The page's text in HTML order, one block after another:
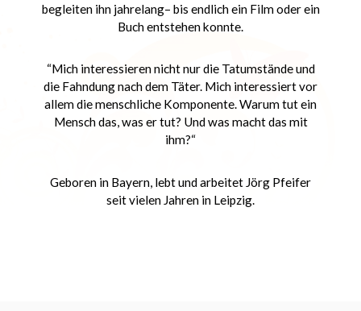
begleiten ihn jahrelang– bis endlich ein Film oder ein
Buch entstehen konnte.
“Mich interessieren nicht nur die Tatumstände und
die Fahndung nach dem Täter. Mich interessiert vor
allem die menschliche Komponente. Warum tut ein
Mensch das, was er tut? Und was macht das mit
ihm?“
Geboren in Bayern, lebt und arbeitet Jörg Pfeifer
seit vielen Jahren in Leipzig.